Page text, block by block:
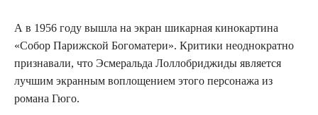
А в 1956 году вышла на экран шикарная кинокартина
«Собор Парижской Богоматери». Критики неоднократно
признавали, что Эсмеральда Лоллобриджиды является
лучшим экранным воплощением этого персонажа из
романа Гюго.